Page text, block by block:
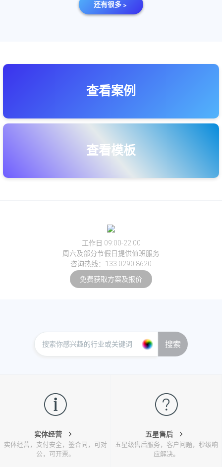
还有很多﹥
查看案例
查看模板
工作日 09:00-22:00
周六及部分节假日提供值班服务
咨询热线：133 0290 8620
免费获取方案及报价
搜索
实体经营
实体经营，支付安全，签合同，可对
公，可开票。
五星售后
五星级售后服务，客户问题，秒级响
应解决。